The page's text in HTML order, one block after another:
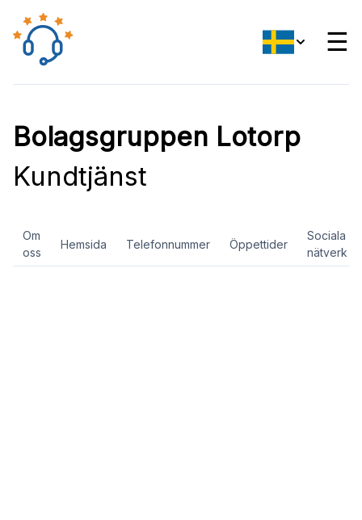
☰
Bolagsgruppen Lotorp
Kundtjänst
Om
oss
Hemsida Telefonnummer Öppettider
Sociala
nätverk